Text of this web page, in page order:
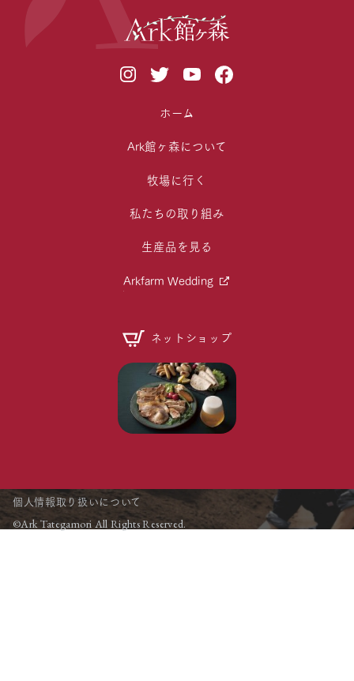
ホーム
Ark館ヶ森について
牧場に行く
私たちの取り組み
生産品を見る
Arkfarm Wedding
ネットショップ
個人情報取り扱いについて
©Ark Tategamori All Rights Reserved.